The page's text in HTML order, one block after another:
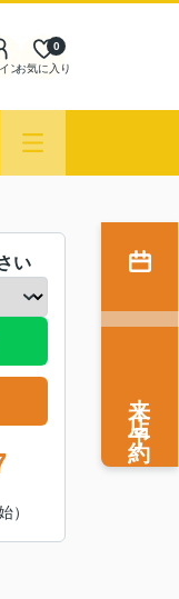
ンお気に入り
0
い
）
来店予約